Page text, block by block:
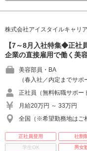
株式会社アイスタイルキャリア
【7～8月入社特集◆正社
企業の直接雇用で働く美
美容部員・BA
（春入社／内定までサ
正社員（無料転職サポー
月給20万円 ～ 33万円
全国（※希望勤務地はご
正社員登用 社割
学生OK
男女